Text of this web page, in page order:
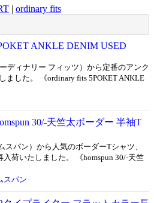
| ordinary fits
ANKLE DENIM USED
ディナリー フィッツ）から定番のアンク
ました。 《ordinary fits 5POKET ANKLE
30/-天竺太ボーダー 半袖T
スパン）から人気のボーダーTシャツ、
入荷いたしました。 《homspun 30/-天竺
スパン